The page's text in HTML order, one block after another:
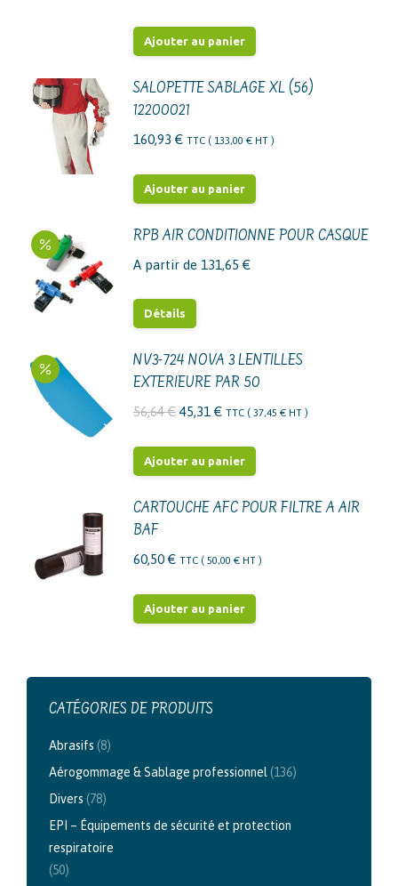
Ajouter au panier
SALOPETTE SABLAGE XL (56)
12200021
160,93 € TTC ( 133,00 € HT )
Ajouter au panier
RPB AIR CONDITIONNE POUR CASQUE
A partir de 131,65 €
Détails
a
plusieurs
variations.
options
peuvent
être
page
du
NV3-724 NOVA 3 LENTILLES
EXTERIEURE PAR 50
56,64€Le
initial
56,64 €.
45,31 €Le
actuel
45,31 €.
TTC ( 37,45 € HT )
Ajouter au panier
CARTOUCHE AFC POUR FILTRE A AIR
BAF
60,50 € TTC ( 50,00 € HT )
Ajouter au panier
CATÉGORIES DE PRODUITS
Abrasifs (8)
Aérogommage & Sablage professionnel(136)
Divers (78)
EPI – Équipements de sécurité et protection
respiratoire
(50)